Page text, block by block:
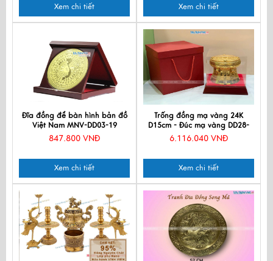
Xem chi tiết Xem chi tiết
Đĩa đồng để bàn hình bản đồ
Việt Nam MNV-DD03-19
847.800 VNĐ
Xem chi tiết
Trống đồng mạ vàng 24K
D15cm - Đúc mạ vàng DD28-
15D
6.116.040 VNĐ
Xem chi tiết